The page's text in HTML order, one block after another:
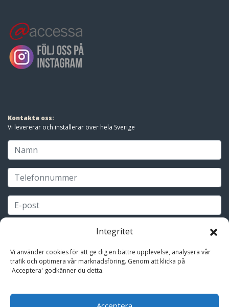
Integritet
Vi använder cookies för att ge dig en bättre upplevelse, analysera vår
trafik och optimera vår marknadsföring. Genom att klicka på
'Acceptera' godkänner du detta.
Kontakta oss:
Vi levererar och installerar över hela Sverige